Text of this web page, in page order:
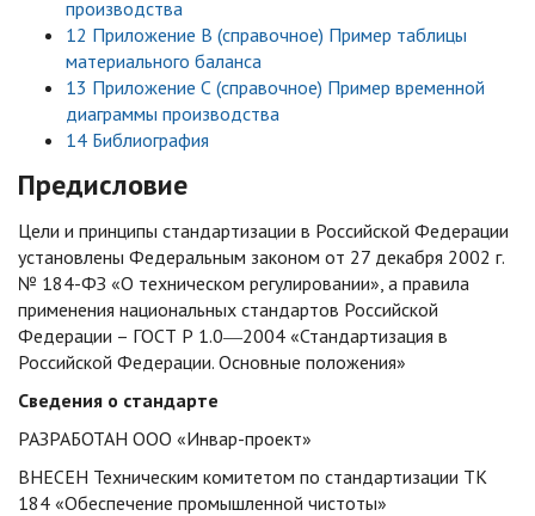
производства
12 Приложение В (справочное) Пример таблицы
материального баланса
13 Приложение С (справочное) Пример временной
диаграммы производства
14 Библиография
Предисловие
Цели и принципы стандартизации в Российской Федерации
установлены Федеральным законом от 27 декабря 2002 г.
№ 184-ФЗ «О техническом регулировании», а правила
применения национальных стандартов Российской
Федерации – ГОСТ Р 1.0―2004 «Стандартизация в
Российской Федерации. Основные положения»
Сведения о стандарте
РАЗРАБОТАН ООО «Инвар-проект»
ВНЕСЕН Техническим комитетом по стандартизации ТК
184 «Обеспечение промышленной чистоты»